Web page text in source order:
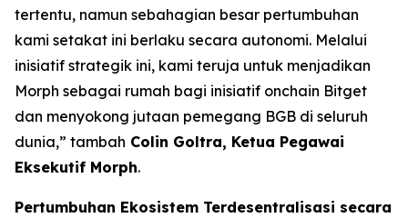
tertentu, namun sebahagian besar pertumbuhan
kami setakat ini berlaku secara autonomi. Melalui
inisiatif strategik ini, kami teruja untuk menjadikan
Morph sebagai rumah bagi inisiatif onchain Bitget
dan menyokong jutaan pemegang BGB di seluruh
dunia,” tambah Colin Goltra, Ketua Pegawai
Eksekutif Morph.
Pertumbuhan Ekosistem Terdesentralisasi secara